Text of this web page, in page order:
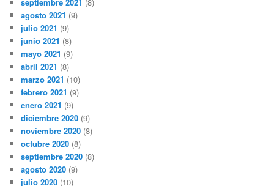
agosto 2021 (9)
julio 2021 (9)
junio 2021 (8)
mayo 2021 (9)
abril 2021 (8)
marzo 2021 (10)
febrero 2021 (9)
enero 2021 (9)
diciembre 2020 (9)
noviembre 2020 (8)
octubre 2020 (8)
septiembre 2020 (8)
agosto 2020 (9)
julio 2020 (10)